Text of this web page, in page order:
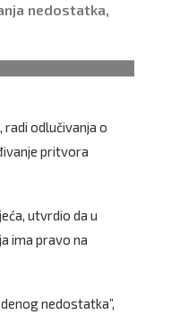
nedostatka,
radi odlučivanja o
pritvora
utvrdio da u
ima pravo na
nedostatka”,